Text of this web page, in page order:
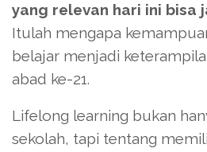
yang relevan hari ini bisa
Itulah mengapa
belajar menjadi
abad ke-21.
Lifelong learning bukan
sekolah, tapi tentang